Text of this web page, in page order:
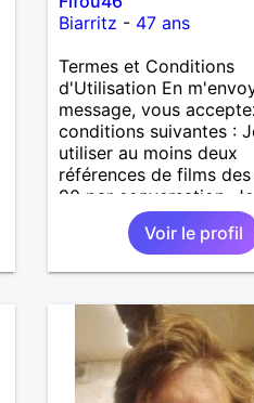
Biarritz - 47 ans
Termes et Conditions
d'Utilisation En
message, vous
conditions suivantes :
utiliser au moins deux
références de films des
90 par conversation.
commander une pizza
après avoir dit que je
manger 'sain'. Mes
brûler de l'eau. Ce
Le droit de me taquiner,
accès illimité à Netflix,
promets d'essayer de
finir tous les snacks.
Voir le profil